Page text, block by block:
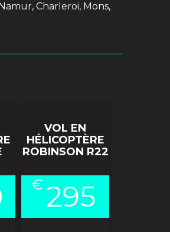
Charleroi, Mons,
VOL EN
HÉLICOPTÈRE
ROBINSON R22
€ 295